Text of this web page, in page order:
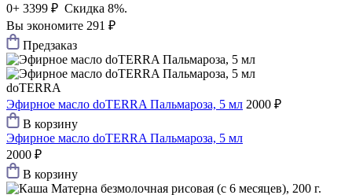
0+ 3399 ₽ Скидка 8%.
Вы экономите 291 ₽
Предзаказ
doTERRA
Эфирное масло doTERRA Пальмароза, 5 мл 2000 ₽
В корзину
Эфирное масло doTERRA Пальмароза, 5 мл
2000 ₽
В корзину